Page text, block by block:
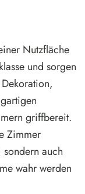
Nutzfläche
und sorgen
griffbereit.
Zimmer
auch
wahr werden